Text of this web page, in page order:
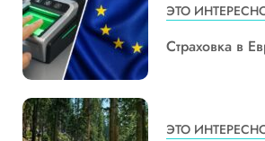
ЭТО
Страховка в
ЭТО